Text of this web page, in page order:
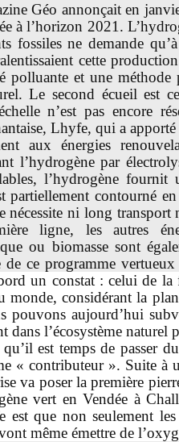
Géo annonçait en
à l’horizon 2021.
fossiles ne demande
cette
polluante et une
Le second écueil est
n’est pas encore
Lhyfe, qui a
aux énergies
l’hydrogène par
l’hydrogène
partiellement contourné
nécessite ni long
ligne, les autres
ou biomasse sont
de ce programme
un constat : celui de
monde, considérant la
pouvons aujourd’hui
dans l’écosystème naturel
qu’il est temps de passer
« contributeur ». Suite à
va poser la première
vert en Vendée à
est que non seulement
même émettre de